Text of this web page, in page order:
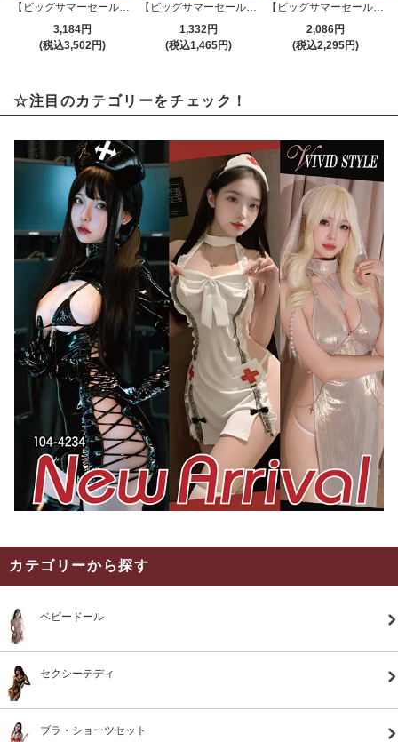
【ビッグサマーセール対象品】ガーターランジェリー(GARTER LINGERIE) 662
3,184円
(税込3,502円)
【ビッグサマーセール対象品】セクシーテディ(SEXYTEDDY) 1133
1,332円
(税込1,465円)
【ビッグサマーセール対象品】ガーターランジェリー(GARTER LINGERIE) 707
2,086円
(税込2,295円)
☆注目のカテゴリーをチェック！
カテゴリーから探す
ベビードール
セクシーテディ
ブラ・ショーツセット